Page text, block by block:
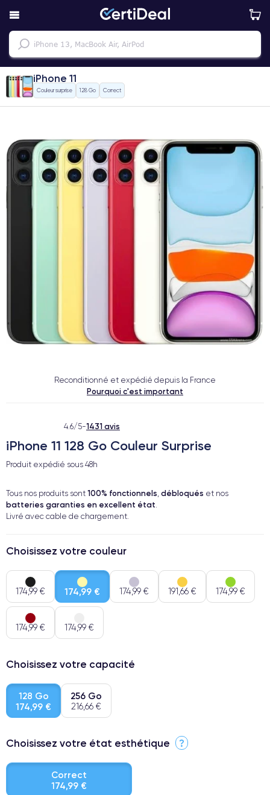
iPhone 11
Couleur surprise 128 Go Correct
Reconditionné et expédié depuis la France
Pourquoi c'est important
4.6/5-1431 avis
iPhone 11 128 Go Couleur Surprise
Produit expédié sous 48h
Tous nos produits sont 100% fonctionnels débloqués et nos
batteries garanties en excellent état
Livré avec cable de chargement.
Choisissez votre couleur
174,99 € 174,99 € 174,99 € 191,66 € 174,99 €
174,99 € 174,99 €
Choisissez votre capacité
128 Go
174,99 €
256 Go
216,66 €
Choisissez votre état esthétique ?
Correct
174,99 €